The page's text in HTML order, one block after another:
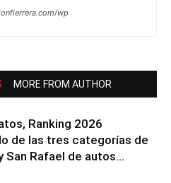
wp
MORE FROM AUTHOR
Ranking 2026
de las tres categorías de
San Rafael de autos…